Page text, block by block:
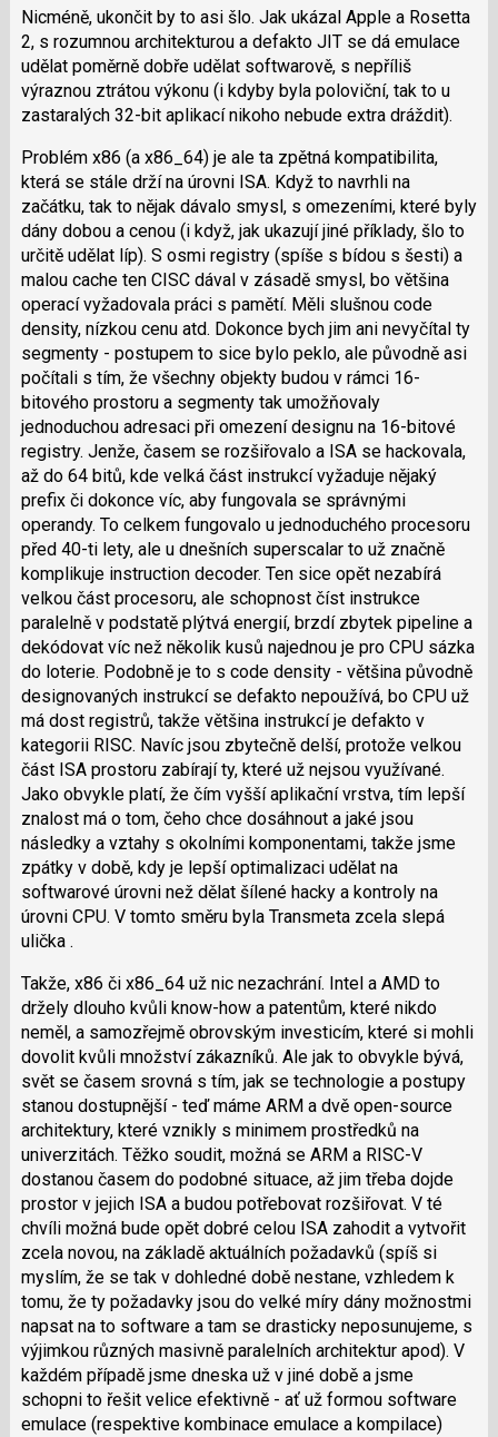
Nicméně, ukončit by to asi šlo. Jak ukázal Apple a Rosetta
2, s rozumnou architekturou a defakto JIT se dá emulace
udělat poměrně dobře udělat softwarově, s nepříliš
výraznou ztrátou výkonu (i kdyby byla poloviční, tak to u
zastaralých 32-bit aplikací nikoho nebude extra dráždit).
Problém x86 (a x86_64) je ale ta zpětná kompatibilita,
která se stále drží na úrovni ISA. Když to navrhli na
začátku, tak to nějak dávalo smysl, s omezeními, které byly
dány dobou a cenou (i když, jak ukazují jiné příklady, šlo to
určitě udělat líp). S osmi registry (spíše s bídou s šesti) a
malou cache ten CISC dával v zásadě smysl, bo většina
operací vyžadovala práci s pamětí. Měli slušnou code
density, nízkou cenu atd. Dokonce bych jim ani nevyčítal ty
segmenty - postupem to sice bylo peklo, ale původně asi
počítali s tím, že všechny objekty budou v rámci 16-
bitového prostoru a segmenty tak umožňovaly
jednoduchou adresaci při omezení designu na 16-bitové
registry. Jenže, časem se rozšiřovalo a ISA se hackovala,
až do 64 bitů, kde velká část instrukcí vyžaduje nějaký
prefix či dokonce víc, aby fungovala se správnými
operandy. To celkem fungovalo u jednoduchého procesoru
před 40-ti lety, ale u dnešních superscalar to už značně
komplikuje instruction decoder. Ten sice opět nezabírá
velkou část procesoru, ale schopnost číst instrukce
paralelně v podstatě plýtvá energií, brzdí zbytek pipeline a
dekódovat víc než několik kusů najednou je pro CPU sázka
do loterie. Podobně je to s code density - většina původně
designovaných instrukcí se defakto nepoužívá, bo CPU už
má dost registrů, takže většina instrukcí je defakto v
kategorii RISC. Navíc jsou zbytečně delší, protože velkou
část ISA prostoru zabírají ty, které už nejsou využívané.
Jako obvykle platí, že čím vyšší aplikační vrstva, tím lepší
znalost má o tom, čeho chce dosáhnout a jaké jsou
následky a vztahy s okolními komponentami, takže jsme
zpátky v době, kdy je lepší optimalizaci udělat na
softwarové úrovni než dělat šílené hacky a kontroly na
úrovni CPU. V tomto směru byla Transmeta zcela slepá
ulička .
Takže, x86 či x86_64 už nic nezachrání. Intel a AMD to
držely dlouho kvůli know-how a patentům, které nikdo
neměl, a samozřejmě obrovským investicím, které si mohli
dovolit kvůli množství zákazníků. Ale jak to obvykle bývá,
svět se časem srovná s tím, jak se technologie a postupy
stanou dostupnější - teď máme ARM a dvě open-source
architektury, které vznikly s minimem prostředků na
univerzitách. Těžko soudit, možná se ARM a RISC-V
dostanou časem do podobné situace, až jim třeba dojde
prostor v jejich ISA a budou potřebovat rozšiřovat. V té
chvíli možná bude opět dobré celou ISA zahodit a vytvořit
zcela novou, na základě aktuálních požadavků (spíš si
myslím, že se tak v dohledné době nestane, vzhledem k
tomu, že ty požadavky jsou do velké míry dány možnostmi
napsat na to software a tam se drasticky neposunujeme, s
výjimkou různých masivně paralelních architektur apod). V
každém případě jsme dneska už v jiné době a jsme
schopni to řešit velice efektivně - ať už formou software
emulace (respektive kombinace emulace a kompilace)